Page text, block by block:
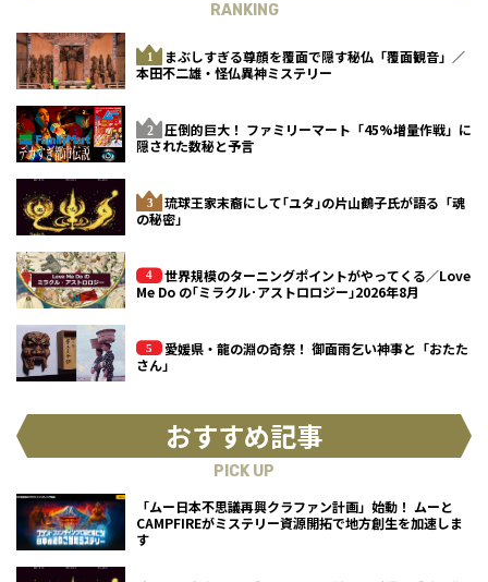
RANKING
まぶしすぎる尊顔を覆面で隠す秘仏「覆面観音」／
本田不二雄・怪仏異神ミステリー
圧倒的巨大！ ファミリーマート「45%増量作戦」に
隠された数秘と予言
琉球王家末裔にして｢ユタ｣の片山鶴子氏が語る「魂
の秘密」
世界規模のターニングポイントがやってくる／Love
Me Do の｢ミラクル･アストロロジー｣2026年8月
愛媛県・龍の淵の奇祭！ 御面雨乞い神事と「おたた
さん」
おすすめ記事
PICK UP
「ムー日本不思議再興クラファン計画」始動！ ムーと
CAMPFIREがミステリー資源開拓で地方創生を加速しま
す